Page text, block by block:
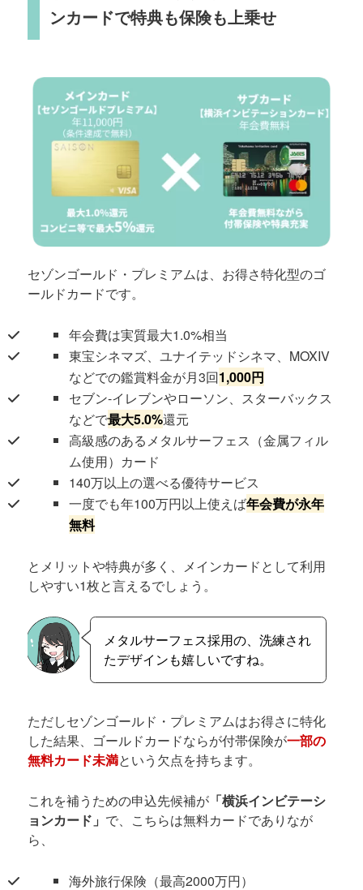
ンカードで特典も保険も上乗せ
セゾンゴールド・プレミアムは、お得さ特化型のゴ
ールドカードです。
年会費は実質最大1.0%相当
東宝シネマズ、ユナイテッドシネマ、MOXIV
などでの鑑賞料金が月3回1,000円
セブン-イレブンやローソン、スターバックス
などで最大5.0%還元
高級感のあるメタルサーフェス（金属フィル
ム使用）カード
140万以上の選べる優待サービス
一度でも年100万円以上使えば年会費が永年
無料
とメリットや特典が多く、メインカードとして利用
しやすい1枚と言えるでしょう。
メタルサーフェス採用の、洗練され
たデザインも嬉しいですね。
ただしセゾンゴールド・プレミアムはお得さに特化
した結果、ゴールドカードならが付帯保険が一部の
無料カード未満という欠点を持ちます。
これを補うための申込先候補が 「横浜インビテーシ
ョンカード」 で、こちらは無料カードでありなが
ら、
海外旅行保険（最高2000万円）